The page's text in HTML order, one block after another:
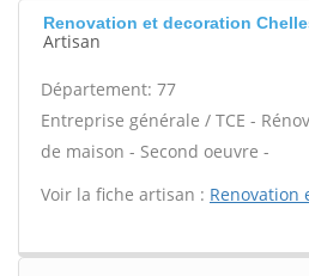
Renovation et decoration
Artisan
Département: 77
Entreprise générale / TCE -
de maison - Second oeuvre -
Voir la fiche artisan : Renovation